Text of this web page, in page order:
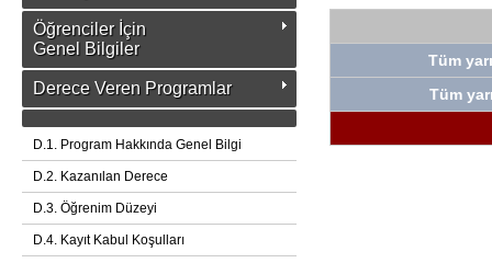
Öğrenciler İçin
Genel Bilgiler
Derece Veren Programlar
D.1. Program Hakkında Genel Bilgi
D.2. Kazanılan Derece
D.3. Öğrenim Düzeyi
D.4. Kayıt Kabul Koşulları
Tüm
Tüm